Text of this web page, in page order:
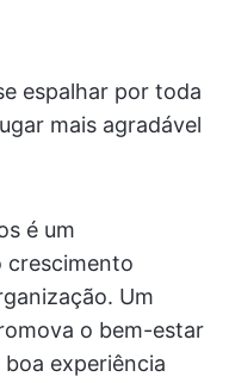
espalhar por toda
mais agradável
é um
crescimento
Um
o bem-estar
experiência